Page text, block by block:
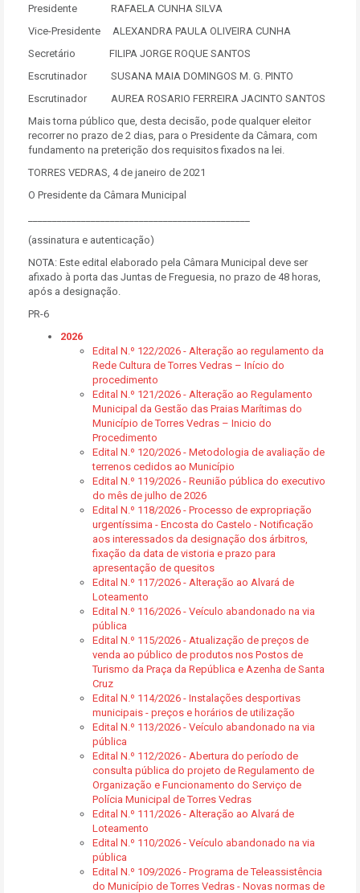
Presidente RAFAELA CUNHA SILVA
Vice-Presidente ALEXANDRA PAULA OLIVEIRA CUNHA
Secretário FILIPA JORGE ROQUE SANTOS
Escrutinador SUSANA MAIA DOMINGOS M. G. PINTO
Escrutinador AUREA ROSARIO FERREIRA JACINTO SANTOS
Mais torna público que, desta decisão, pode qualquer eleitor
recorrer no prazo de 2 dias, para o Presidente da Câmara, com
fundamento na preterição dos requisitos fixados na lei.
TORRES VEDRAS, 4 de janeiro de 2021
O Presidente da Câmara Municipal
(assinatura e autenticação)
NOTA: Este edital elaborado pela Câmara Municipal deve ser
afixado à porta das Juntas de Freguesia, no prazo de 48 horas,
após a designação.
PR-6
2026
Edital N.º 122/2026 - Alteração ao regulamento da
Rede Cultura de Torres Vedras – Início do
procedimento
Edital N.º 121/2026 - Alteração ao Regulamento
Municipal da Gestão das Praias Marítimas do
Município de Torres Vedras – Inicio do
Procedimento
Edital N.º 120/2026 - Metodologia de avaliação de
terrenos cedidos ao Município
Edital N.º 119/2026 - Reunião pública do executivo
do mês de julho de 2026
Edital N.º 118/2026 - Processo de expropriação
urgentíssima - Encosta do Castelo - Notificação
aos interessados da designação dos árbitros,
fixação da data de vistoria e prazo para
apresentação de quesitos
Edital N.º 117/2026 - Alteração ao Alvará de
Loteamento
Edital N.º 116/2026 - Veículo abandonado na via
pública
Edital N.º 115/2026 - Atualização de preços de
venda ao público de produtos nos Postos de
Turismo da Praça da República e Azenha de Santa
Cruz
Edital N.º 114/2026 - Instalações desportivas
municipais - preços e horários de utilização
Edital N.º 113/2026 - Veículo abandonado na via
pública
Edital N.º 112/2026 - Abertura do período de
consulta pública do projeto de Regulamento de
Organização e Funcionamento do Serviço de
Polícia Municipal de Torres Vedras
Edital N.º 111/2026 - Alteração ao Alvará de
Loteamento
Edital N.º 110/2026 - Veículo abandonado na via
pública
Edital N.º 109/2026 - Programa de Teleassistência
do Município de Torres Vedras - Novas normas de